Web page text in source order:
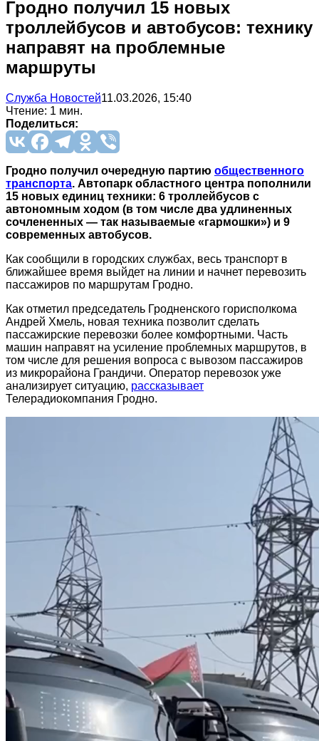
Гродно получил 15 новых
троллейбусов и автобусов: технику
направят на проблемные
маршруты
Служба Новостей11.03.2026, 15:40
Чтение: 1 мин.
Поделиться:
Гродно получил очередную партию общественного
транспорта. Автопарк областного центра пополнили
15 новых единиц техники: 6 троллейбусов с
автономным ходом (в том числе два удлиненных
сочлененных — так называемые «гармошки») и 9
современных автобусов.
Как сообщили в городских службах, весь транспорт в
ближайшее время выйдет на линии и начнет перевозить
пассажиров по маршрутам Гродно.
Как отметил председатель Гродненского горисполкома
Андрей Хмель, новая техника позволит сделать
пассажирские перевозки более комфортными. Часть
машин направят на усиление проблемных маршрутов, в
том числе для решения вопроса с вывозом пассажиров
из микрорайона Грандичи. Оператор перевозок уже
анализирует ситуацию, рассказывает
Телерадиокомпания Гродно.